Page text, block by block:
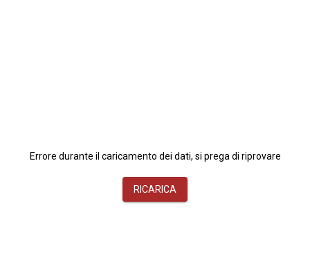
Errore durante il caricamento dei dati, si prega di riprovare
RICARICA